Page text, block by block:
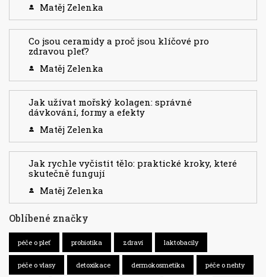
Matěj Zelenka
Co jsou ceramidy a proč jsou klíčové pro
zdravou pleť?
Matěj Zelenka
Jak užívat mořský kolagen: správné
dávkování, formy a efekty
Matěj Zelenka
Jak rychle vyčistit tělo: praktické kroky, které
skutečně fungují
Matěj Zelenka
Oblíbené značky
péče o pleť probiotika zdraví laktobacily
péče o vlasy detoxikace dermokosmetika péče o nehty